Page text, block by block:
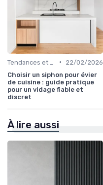
•
22/02/2026
Choisir un siphon pour évier
de cuisine : guide pratique
pour un vidage fiable et
discret
À lire aussi